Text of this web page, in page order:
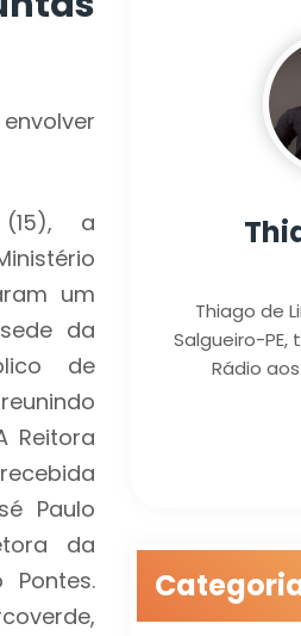
a
um
da
de
Reitora
Paulo
da
Pontes.
Thiago de
Salgueiro-PE,
Rádio